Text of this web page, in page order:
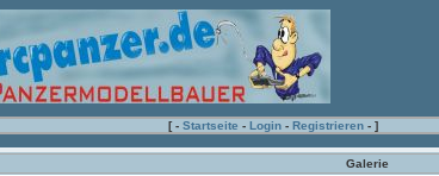
[ - Startseite - Login - Registrieren - ]
Galerie